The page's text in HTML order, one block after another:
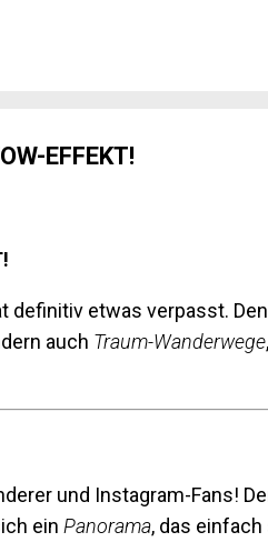
EFFEKT!
definitiv etwas verpasst.
auch Traum-Wanderwege
und Instagram-Fans!
ein Panorama, das